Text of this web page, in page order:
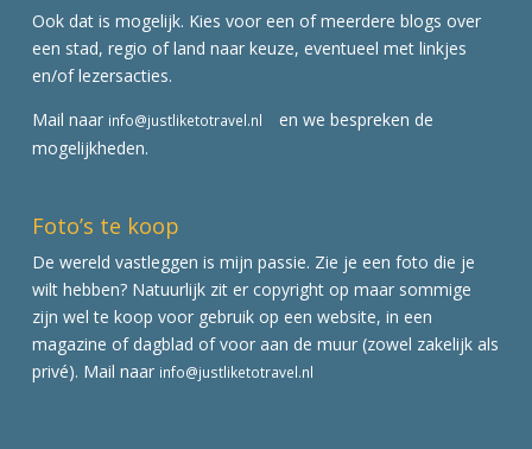
Ook dat is mogelijk. Kies voor een of meerdere blogs over
een stad, regio of land naar keuze, eventueel met linkjes
en/of lezersacties.
Mail naar info@justliketotravel.nl
en we bespreken de
mogelijkheden.
Foto’s te koop
De wereld vastleggen is mijn passie. Zie je een foto die je
wilt hebben? Natuurlijk zit er copyright op maar sommige
zijn wel te koop voor gebruik op een website, in een
magazine of dagblad of voor aan de muur (zowel zakelijk als
privé). Mail naar info@justliketotravel.nl